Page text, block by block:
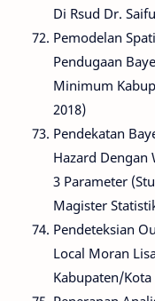
Di Rsud Dr.
Pemodelan
Pendugaan
Minimum
2018)
Pendekatan
Hazard Dengan
3 Parameter
Magister
Pendeteksian
Local Moran
Kabupaten/Kota